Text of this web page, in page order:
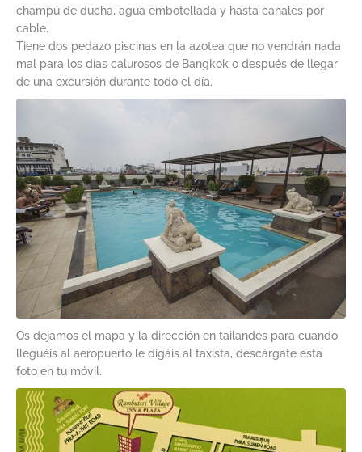
champú de ducha, agua embotellada y hasta canales por
cable.
Tiene dos pedazo piscinas en la azotea que no vendrán nada
mal para los días calurosos de Bangkok o después de llegar
de una excursión durante todo el día.
Os dejamos el mapa y la dirección en tailandés para cuando
lleguéis al aeropuerto le digáis al taxista, descárgate esta
foto en tu móvil.